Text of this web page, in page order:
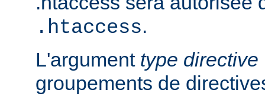
.htaccess.
L'argument type directive
groupements de